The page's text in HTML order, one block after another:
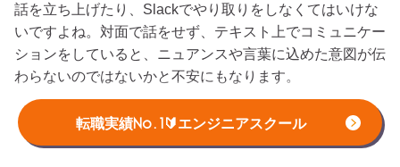
転職実績No.1🔰エンジニアスクール
話を立ち上げたり、Slackでやり取りをしなくてはいけな
いですよね。対面で話をせず、テキスト上でコミュニケー
ションをしていると、ニュアンスや言葉に込めた意図が伝
わらないのではないかと不安にもなります。
遠隔で働くよりは、オフィスに行き、たまに雑談なども交
えながら働く方が僕には合っているみたいです。開発中に